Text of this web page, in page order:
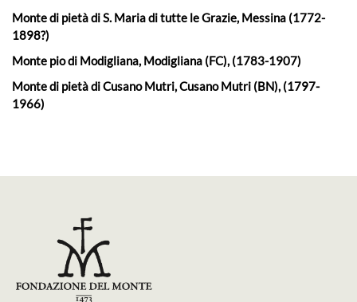
Monte di pietà di S. Maria di tutte le Grazie, Messina (1772-
1898?)
Monte pio di Modigliana, Modigliana (FC), (1783-1907)
Monte di pietà di Cusano Mutri, Cusano Mutri (BN), (1797-
1966)